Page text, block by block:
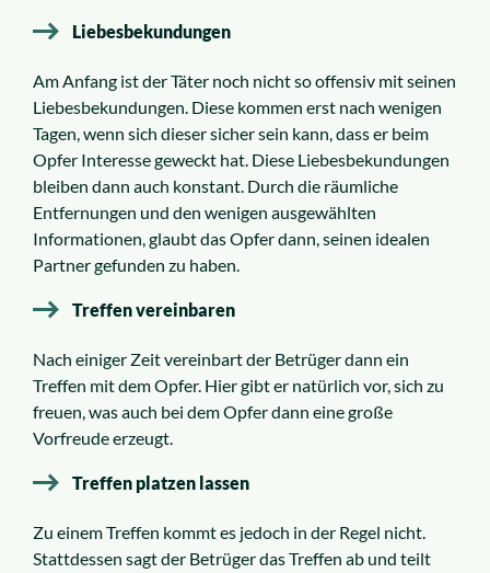
Liebesbekundungen
Am Anfang ist der Täter noch nicht so offensiv mit seinen
Liebesbekundungen. Diese kommen erst nach wenigen
Tagen, wenn sich dieser sicher sein kann, dass er beim
Opfer Interesse geweckt hat. Diese Liebesbekundungen
bleiben dann auch konstant. Durch die räumliche
Entfernungen und den wenigen ausgewählten
Informationen, glaubt das Opfer dann, seinen idealen
Partner gefunden zu haben.
Treffen vereinbaren
Nach einiger Zeit vereinbart der Betrüger dann ein
Treffen mit dem Opfer. Hier gibt er natürlich vor, sich zu
freuen, was auch bei dem Opfer dann eine große
Vorfreude erzeugt.
Treffen platzen lassen
Zu einem Treffen kommt es jedoch in der Regel nicht.
Stattdessen sagt der Betrüger das Treffen ab und teilt